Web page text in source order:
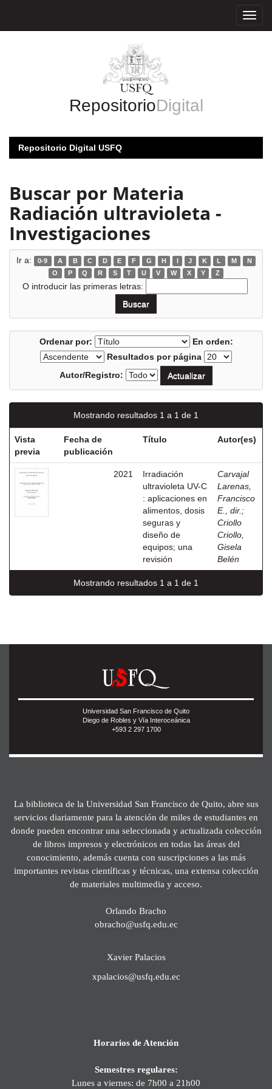
RepositorioDigital
Repositorio Digital USFQ
Buscar por Materia
Radiación ultravioleta -
Investigaciones
Ir a: 0-9 A B C D E F G H I J K L M
N
O
P Q R S T U V W X Y Z
O introducir las primeras letras:
Ordenar por:
En orden:
Resultados por página
Autor/Registro:
Mostrando resultados 1 a 1 de 1
Vista
previa
Fecha de
publicación
Título Autor(es)
2021
Irradiación
ultravioleta UV-C
: aplicaciones en
alimentos, dosis
seguras y
diseño de
equipos; una
revisión
Carvajal
Larenas,
Francisco
E., dir. ;
Criollo
Criollo,
Gisela
Belén
Mostrando resultados 1 a 1 de 1
Universidad San Francisco de Quito
Diego de Robles y Vía Interoceánica
+593 2 297 1700
La biblioteca de la Universidad San Francisco de Quito, abre sus
servicios diariamente para la atención de miles de estudiantes en
donde pueden encontrar una seleccionada y actualizada colección
de libros impresos y electrónicos en todas las áreas del
conocimiento, además cuenta con suscripciones a las más
importantes revistas científicas y técnicas, una extensa colección
de materiales multimedia y acceso.
Orlando Bracho
obracho@usfq.edu.ec
Xavier Palacios
xpalacios@usfq.edu.ec
Horarios de Atención
Semestres regulares:
Lunes a viernes: de 7h00 a 21h00